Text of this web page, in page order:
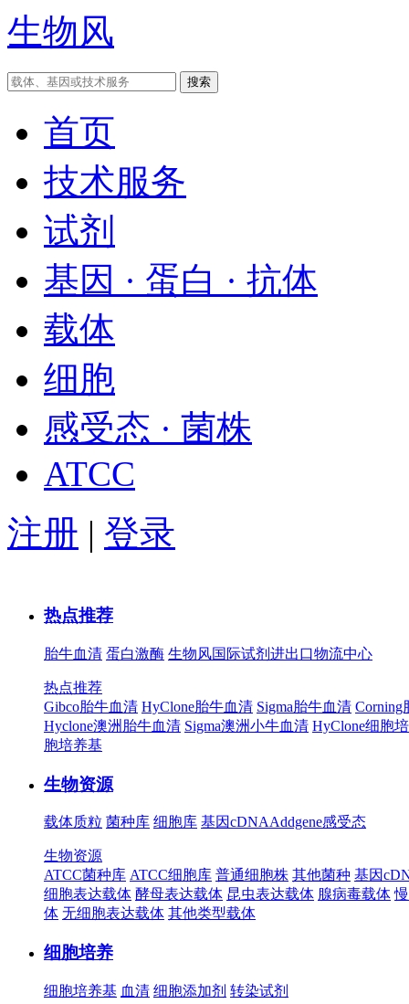
生物风
首页
技术服务
试剂
基因 · 蛋白 · 抗体
载体
细胞
感受态 · 菌株
ATCC
注册 | 登录
热点推荐
胎牛血清 蛋白激酶 生物风国际试剂进出口物流中心
热点推荐
Gibco胎牛血清 HyClone胎牛血清 Sigma胎牛血清 Corning
Hyclone澳洲胎牛血清 Sigma澳洲小牛血清 HyClone细胞
胞培养基
生物资源
载体质粒 菌种库 细胞库 基因cDNAAddgene感受态
生物资源
ATCC菌种库 ATCC细胞库 普通细胞株 其他菌种 基因
细胞表达载体 酵母表达载体 昆虫表达载体 腺病毒载体
体 无细胞表达载体 其他类型载体
细胞培养
细胞培养基 血清 细胞添加剂 转染试剂